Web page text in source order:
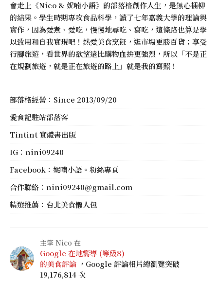
會走上《Nico & 妮喃小語》的部落格創作人生，是無心插柳
的結果。學生時期專攻食品科學，讀了七年嘉義大學的理論與
實作，因為愛煮、愛吃，慢慢地尋吃、寫吃，這條路也算是學
以致用和自我實現吧！熱愛美食烹飪，逛市場更勝百貨；享受
行腳旅遊，看世界的欲望遠比購物血拚更強烈，所以「不是正
在規劃旅遊，就是正在旅遊的路上」就是我的寫照！
部落格經營：Since 2013/09/20
愛食記駐站部落客
Tintint 實體書出版
IG： nini09240
Facebook： 妮喃小語。粉絲專頁
合作聯絡： nini09240@gmail.com
精選推薦： 台北美食懶人包
主筆 Nico 在
Google 在地嚮導 (等級8)
的美食評論 ，Google 評論相片總瀏覽突破
19,176,814 次